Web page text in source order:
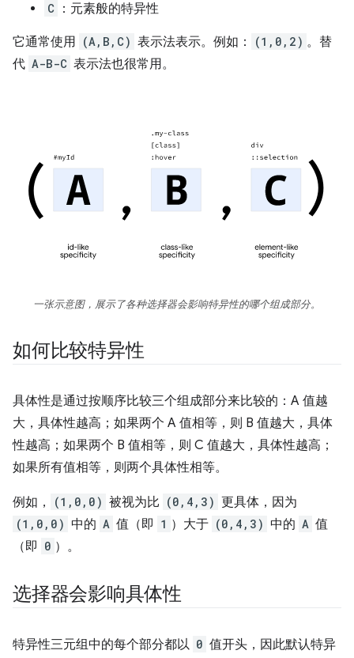
C ：元素般的特异性
它通常使用 (A,B,C) 表示法表示。例如： (1,0,2) 。替
代 A-B-C 表示法也很常用。
一张示意图，展示了各种选择器会影响特异性的哪个组成部分。
如何比较特异性
具体性是通过按顺序比较三个组成部分来比较的：A 值越
大，具体性越高；如果两个 A 值相等，则 B 值越大，具体
性越高；如果两个 B 值相等，则 C 值越大，具体性越高；
如果所有值相等，则两个具体性相等。
例如， (1,0,0) 被视为比 (0,4,3) 更具体，因为
(1,0,0) 中的 A 值（即 1 ）大于 (0,4,3) 中的 A 值
（即 0 ）。
选择器会影响具体性
特异性三元组中的每个部分都以 0 值开头，因此默认特异